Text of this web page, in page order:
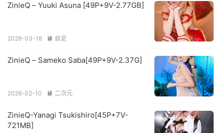
ZinieQ – Yuuki Asuna [49P+9V-2.77GB]
2026-03-18  丝足
ZinieQ – Sameko Saba[49P+9V-2.37G]
2026-02-10  二次元
ZinieQ-Yanagi Tsukishiro[45P+7V-
721MB]